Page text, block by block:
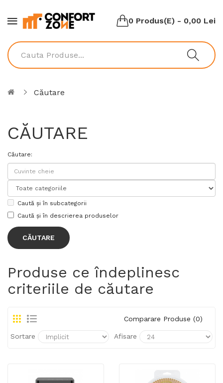
0 Produs(e) - 0,00 Lei
Căutare
CĂUTARE
Căutare:
Caută și în subcategorii
Caută și în descrierea produselor
Produse ce îndeplinesc
criteriile de căutare
Comparare Produse (0)
Sortare Afisare